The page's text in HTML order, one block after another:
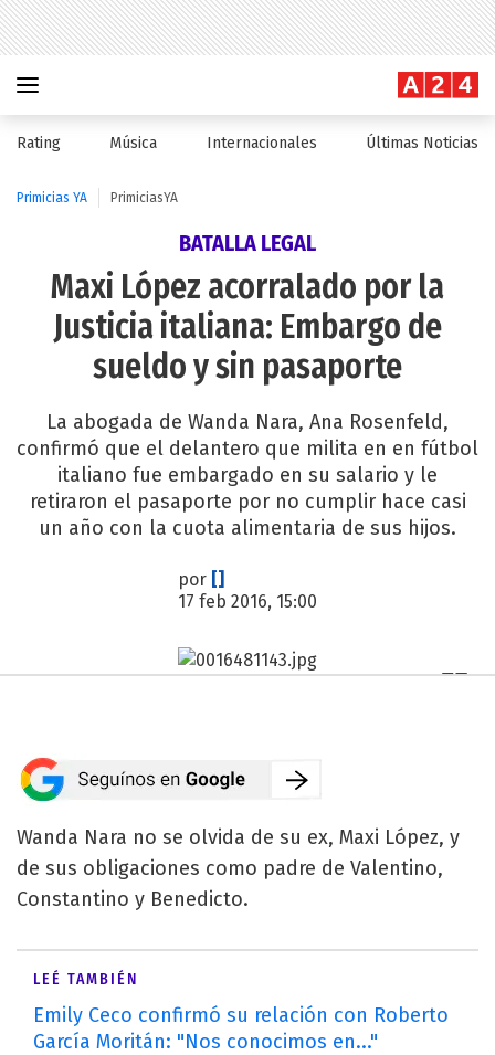
Rating Música Internacionales Últimas Noticias
Primicias YA PrimiciasYA
BATALLA LEGAL
Maxi López acorralado por la
Justicia italiana: Embargo de
sueldo y sin pasaporte
La abogada de Wanda Nara, Ana Rosenfeld,
confirmó que el delantero que milita en en fútbol
italiano fue embargado en su salario y le
retiraron el pasaporte por no cumplir hace casi
un año con la cuota alimentaria de sus hijos.
por []
17 feb 2016, 15:00
Wanda Nara no se olvida de su ex, Maxi López, y
de sus obligaciones como padre de Valentino,
Constantino y Benedicto.
LEÉ TAMBIÉN
Emily Ceco confirmó su relación con Roberto
García Moritán: "Nos conocimos en..."